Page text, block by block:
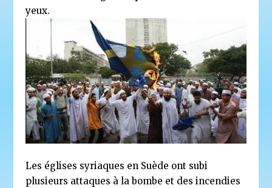
yeux.
Les églises syriaques en Suède ont subi
plusieurs attaques à la bombe et des incendies